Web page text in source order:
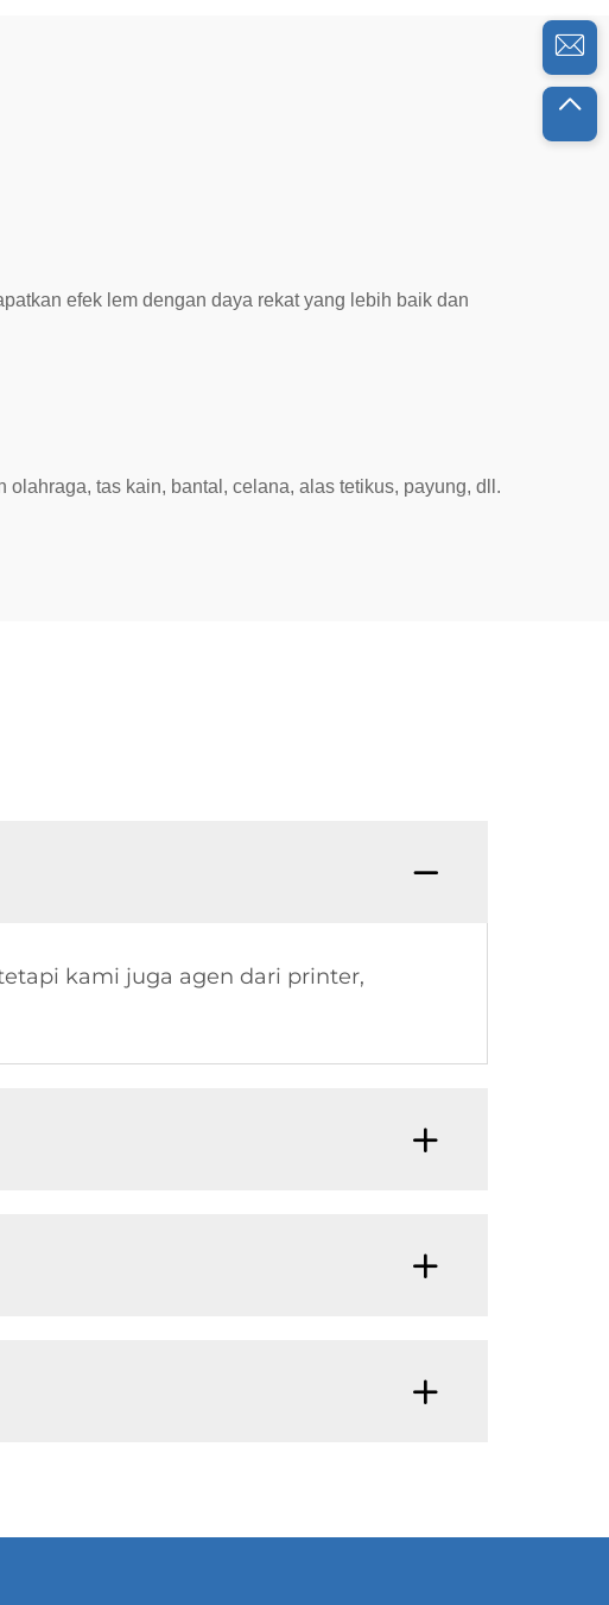
efek lem dengan daya rekat yang lebih baik dan
tas kain, bantal, celana, alas tetikus, payung, dll.
kami juga agen dari printer,